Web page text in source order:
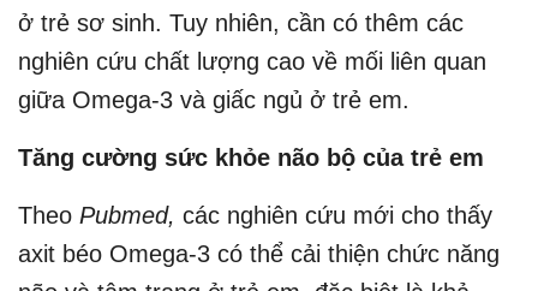
ở trẻ sơ sinh. Tuy nhiên, cần có thêm các
nghiên cứu chất lượng cao về mối liên quan
giữa Omega-3 và giấc ngủ ở trẻ em.
Tăng cường sức khỏe não bộ của trẻ em
Theo Pubmed, các nghiên cứu mới cho thấy
axit béo Omega-3 có thể cải thiện chức năng